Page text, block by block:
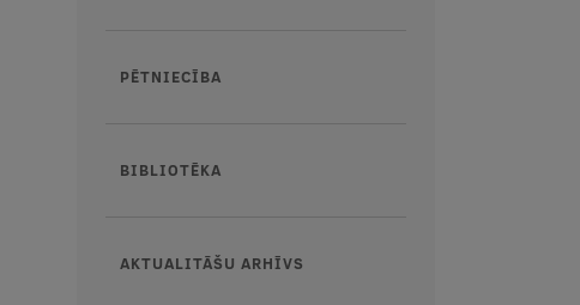
PĒTNIECĪBA
BIBLIOTĒKA
AKTUALITĀŠU ARHĪVS